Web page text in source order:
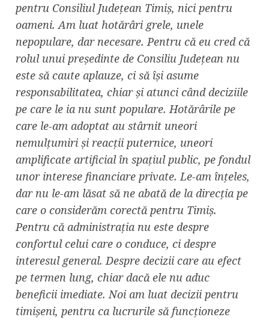
pentru Consiliul Județean Timiș, nici pentru
oameni. Am luat hotărâri grele, unele
nepopulare, dar necesare. Pentru că eu cred că
rolul unui președinte de Consiliu Județean nu
este să caute aplauze, ci să își asume
responsabilitatea, chiar și atunci când deciziile
pe care le ia nu sunt populare. Hotărârile pe
care le-am adoptat au stârnit uneori
nemulțumiri și reacții puternice, uneori
amplificate artificial în spațiul public, pe fondul
unor interese financiare private. Le-am înțeles,
dar nu le-am lăsat să ne abată de la direcția pe
care o considerăm corectă pentru Timiș.
Pentru că administrația nu este despre
confortul celui care o conduce, ci despre
interesul general. Despre decizii care au efect
pe termen lung, chiar dacă ele nu aduc
beneficii imediate. Noi am luat decizii pentru
timișeni, pentru ca lucrurile să funcționeze